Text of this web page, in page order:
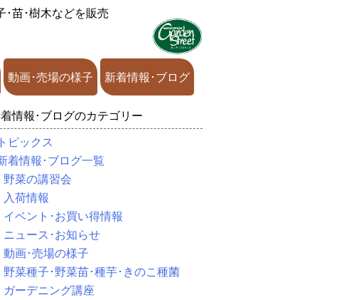
･苗･樹木などを販売
動画･売場の様子 新着情報･ブログ
情報･ブログのカテゴリー
トピックス
着情報･ブログ一覧
野菜の講習会
入荷情報
イベント･お買い得情報
ニュース･お知らせ
動画･売場の様子
野菜種子･野菜苗･種芋･きのこ種菌
ガーデニング講座